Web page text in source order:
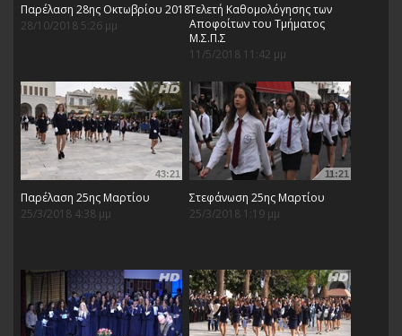
Παρέλαση 28ης Οκτωβρίου 2018
28/10/2018 5:26 μμ
Τελετή Καθομολόγησης των
Αποφοίτων του Τμήματος
Μ.Σ.Π.Σ
11/5/2018 11:42 μμ
43:21
Παρέλαση 25ης Μαρτίου
25/3/2018 4:38 μμ
11:21
Στεφάνωση 25ης Μαρτίου
25/3/2018 1:19 μμ